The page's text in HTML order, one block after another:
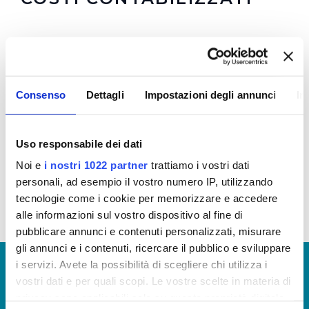
Consenso Dettagli Impostazioni degli annunci
Uso responsabile dei dati
Noi e i nostri 1022 partner trattiamo i vostri dati
personali, ad esempio il vostro numero IP, utilizzando
tecnologie come i cookie per memorizzare e accedere
alle informazioni sul vostro dispositivo al fine di
pubblicare annunci e contenuti personalizzati, misurare
gli annunci e i contenuti, ricercare il pubblico e sviluppare
i servizi. Avete la possibilità di scegliere chi utilizza i
vostri dati e per quali scopi. Le vostre scelte in materia di
Si tenga presente che per ogni processo il costo medio deriva
dal rapporto tra il costo di processo e il dato quantitativo che
produzione
gestita
fognatura: costo fognatura/km di rete fognaria gestita
depurazione: costo depurazione/Abit. Equivalenti trattati
© Copyright 2017 - 2026
GLOSSARIO
GIUDICA IL SERVIZIO